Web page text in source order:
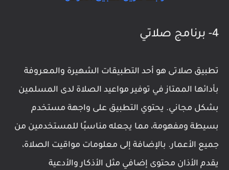
4- برنامج صلاتي
تطبيق صلاتى هو أحد التطبيقات الشهيرة والمعروفة
بأدائها الممتاز في توفير مواعيد الصلاة لدى المسلمين
بشكل مجاني. يحتوي التطبيق على واجهة مستخدم
بسيطة ومفهومة، مما يجعله مناسبًا للمستخدمين من
جميع الأعمار. بالإضافة إلى معلومات مواقيت الصلاة،
يقدم الأذان محتوى إضافي مثل الأذكار والأدعية